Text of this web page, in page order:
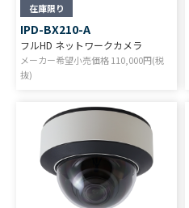
在庫限り
IPD-BX210-A
フルHD ネットワークカメラ
メーカー希望小売価格110,000円(税
抜)